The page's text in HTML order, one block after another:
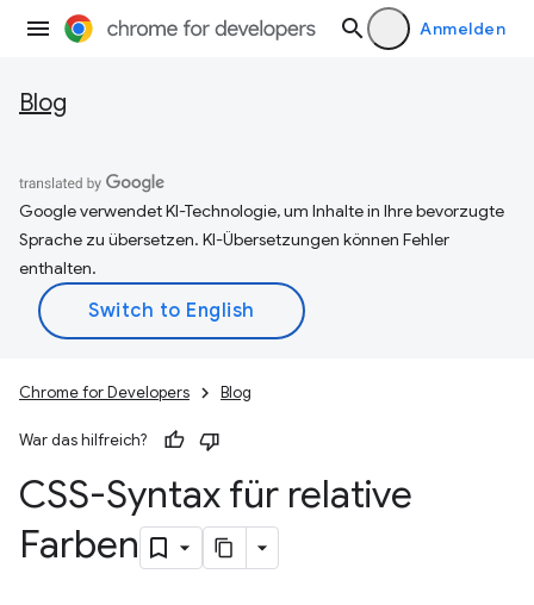
Anmelden
Blog
Google verwendet KI-Technologie, um Inhalte in Ihre bevorzugte
Sprache zu übersetzen. KI-Übersetzungen können Fehler
enthalten.
Chrome for Developers Blog
War das hilfreich?
CSS-Syntax für relative
Farben